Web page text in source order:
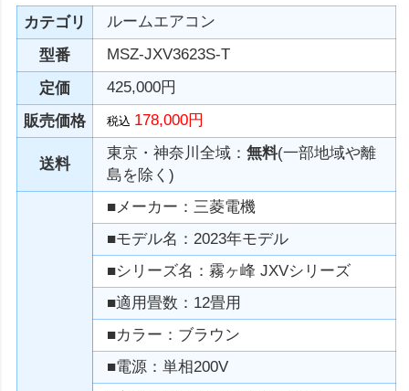
カテゴリ
ルームエアコン
型番
MSZ-JXV3623S-T
定価
425,000円
販売価格
税込 178,000円
送料
東京・神奈川全域：無料(一部地域や離
島を除く)
■メーカー：三菱電機
■モデル名：2023年モデル
■シリーズ名：霧ヶ峰 JXVシリーズ
■適用畳数：12畳用
■カラー：ブラウン
■電源：単相200V